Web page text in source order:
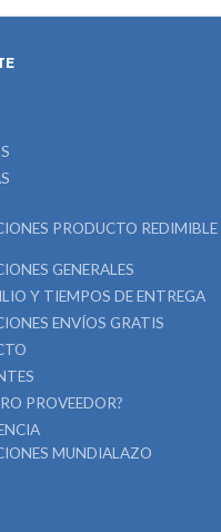
PRODUCTO REDIMIBLE
GENERALES
Y TIEMPOS DE ENTREGA
ENVÍOS GRATIS
PROVEEDOR?
MUNDIALAZO